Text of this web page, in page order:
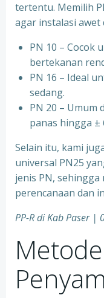
tertentu. Memilih
agar instalasi awet
PN 10 – Cocok
bertekanan
⁠PN 16 – Ideal
sedang.
⁠PN 20 – Umum
panas hingga ±
Selain itu, kami
universal PN25
jenis PN, sehingga
perencanaan dan
PP-R di Kab Paser |
Metode